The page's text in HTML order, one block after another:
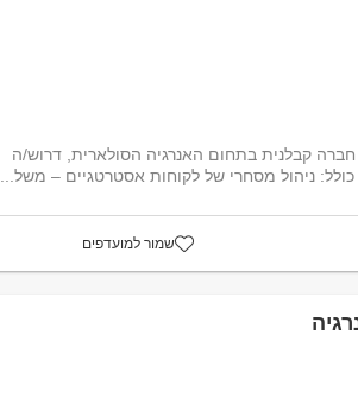
חברה קבלנית בתחום האנרגיה הסולארית, דרוש/ה
ניהול מסחרי של לקוחות אסטרטגיים – משל...
שמור למועדפים